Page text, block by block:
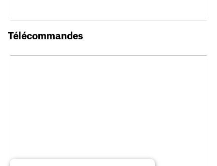
Télécommandes